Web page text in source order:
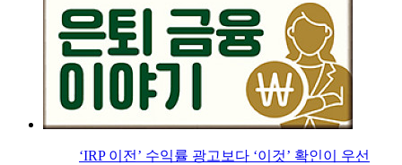
‘IRP 이전’ 수익률 광고보다 ‘이것’ 확인이 우선